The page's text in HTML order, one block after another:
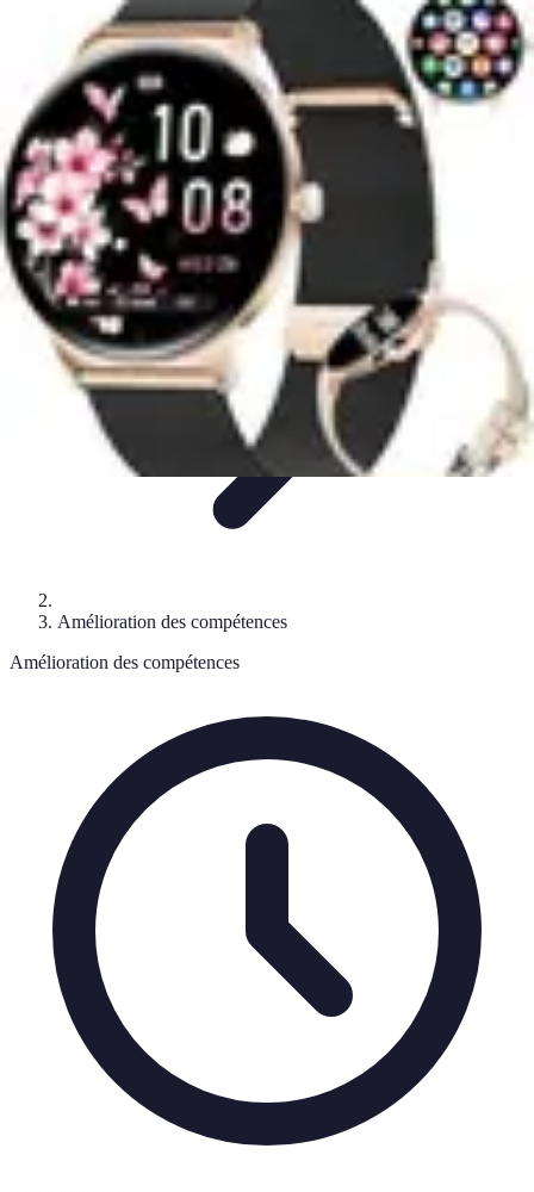
Volley Direct
Stratégies et TechniquesEntraînement et Techniques Techniques et
StratégiesEntraînement et Technique Stratégies d'équipe
Volley Direct
Amélioration des compétences
Amélioration des compétences